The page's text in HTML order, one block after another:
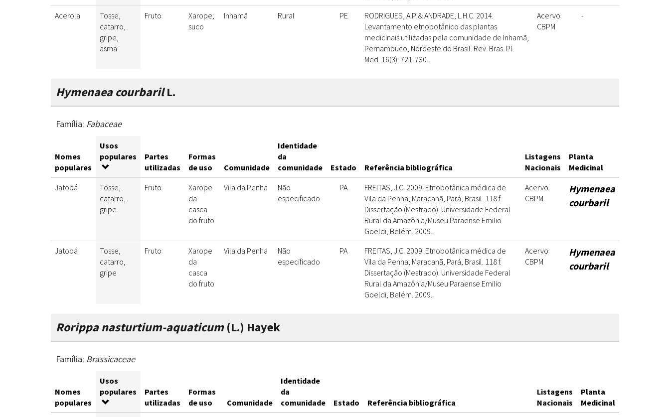
Acerola
Tosse,
catarro,
gripe,
asma
Fruto
Xarope;
suco
Inhamã Rural PE
RODRIGUES, A.P. & ANDRADE, L.H.C. 2014.
Levantamento etnobotânico das plantas
medicinais utilizadas pela comunidade de Inhamã,
Pernambuco, Nordeste do Brasil. Rev. Bras. Pl.
Med. 16(3): 721-730.
Acervo
CBPM
-
Hymenaea courbarilL.
Família: Fabaceae
Nomes
populares
Usos
populares
Partes
utilizadas
Formas
de uso
Comunidade
Identidade
da
comunidade
Estado Referência bibliográfica
Listagens
Nacionais
Planta
Medicinal
Jatobá
Tosse,
catarro,
gripe
Fruto
Xarope
da
casca
do fruto
Vila da Penha
Não
especificado
PA
FREITAS, J.C. 2009. Etnobotânica médica de
Vila da Penha, Maracanã, Pará, Brasil. 118 f.
Dissertação (Mestrado). Universidade Federal
Rural da Amazônia/Museu Paraense Emilio
Goeldi, Belém. 2009.
Acervo
CBPM
Hymenaea
courbaril
Jatobá
Tosse,
catarro,
gripe
Fruto
Xarope
da
casca
do fruto
Vila da Penha
Não
especificado
PA
FREITAS, J.C. 2009. Etnobotânica médica de
Vila da Penha, Maracanã, Pará, Brasil. 118 f.
Dissertação (Mestrado). Universidade Federal
Rural da Amazônia/Museu Paraense Emilio
Goeldi, Belém. 2009.
Acervo
CBPM
Hymenaea
courbaril
Rorippa nasturtium-aquaticum(L.) Hayek
Família: Brassicaceae
Nomes
populares
Usos
populares
Partes
utilizadas
Formas
de uso
Comunidade
Identidade
da
comunidade
Estado Referência bibliográfica
Listagens
Nacionais
Planta
Medicinal